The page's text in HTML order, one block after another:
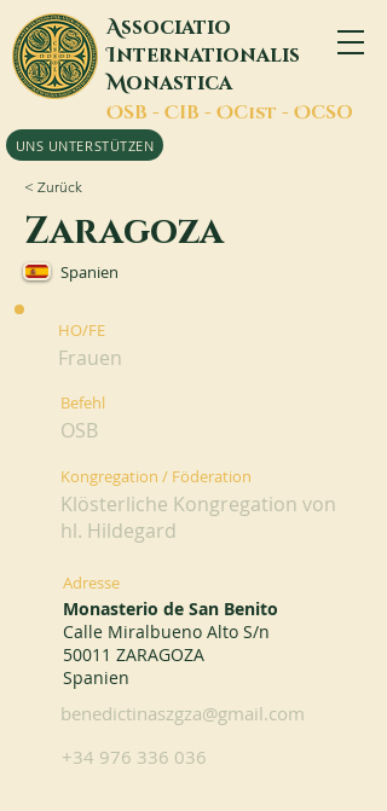
Associatio
Internationalis
Monastica
OSB - CIB - OCist - OCSO
UNS UNTERSTÜTZEN
< Zurück
Zaragoza
Spanien
HO/FE
Frauen
Befehl
OSB
Kongregation / Föderation
Klösterliche Kongregation von
hl. Hildegard
Adresse
Monasterio de San Benito
Calle Miralbueno Alto S/n
50011 ZARAGOZA
Spanien
benedictinaszgza@gmail.com
+34 976 336 036